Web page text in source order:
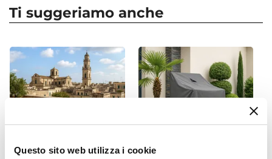
Questo sito web utilizza i cookie
esterno nei momenti di inutilizzo, evitando
l’esposizione a pioggia, raggi solari e intemperie.
oppure utilizza gliappositi dispositivi per la
curae la manutenzione come lecover
protettive. Non utilizzare teli in cotone o plastica
prodotti chimici aggressivi.
Numero Elementi
Serie
Carioca
Caratteristiche Sedie
88 cm
Ti suggeriamo anche